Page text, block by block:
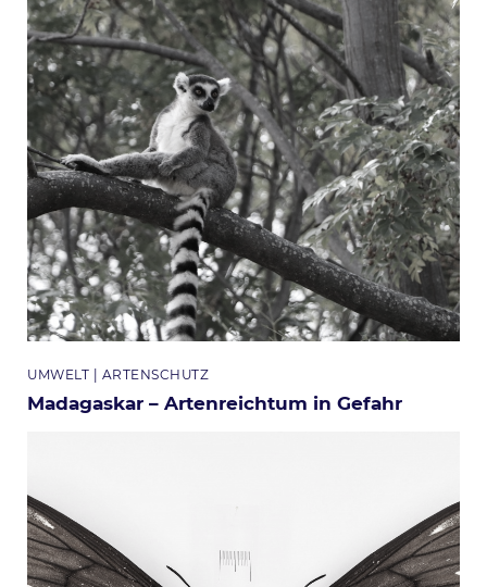
Themen
UMWELT ARTENSCHUTZ
Madagaskar – Artenreichtum in Gefahr